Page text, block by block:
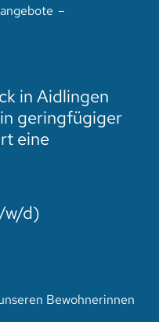
in Aidlingen
geringfügiger
eine
d)
Bewohnerinnen